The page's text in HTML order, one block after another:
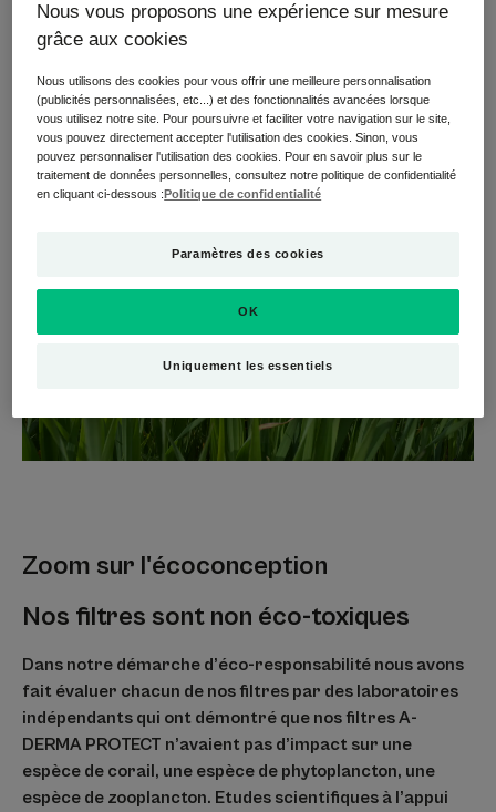
notamment en écoconcevant nos produits.
catalogue
** selon la norme ISO 14001.
Zoom sur l'écoconception
Nos filtres sont non éco-toxiques
Dans notre démarche d’éco-responsabilité nous avons
fait évaluer chacun de nos filtres par des laboratoires
indépendants qui ont démontré que nos filtres A-
DERMA PROTECT n’avaient pas d’impact sur une
espèce de corail, une espèce de phytoplancton, une
espèce de zooplancton. Etudes scientifiques à l’appui
Nous vous proposons une expérience sur mesure
grâce aux cookies
Nous utilisons des cookies pour vous offrir une meilleure personnalisation
(publicités personnalisées, etc...) et des fonctionnalités avancées lorsque
vous utilisez notre site. Pour poursuivre et faciliter votre navigation sur le site,
vous pouvez directement accepter l'utilisation des cookies. Sinon, vous
pouvez personnaliser l'utilisation des cookies. Pour en savoir plus sur le
traitement de données personnelles, consultez notre politique de confidentialité
en cliquant ci-dessous : Politique de confidentialité
Paramètres des cookies
Uniquement les essentiels
OK